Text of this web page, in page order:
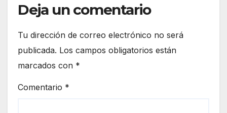
Deja un comentario
Tu dirección de correo electrónico no será
publicada. Los campos obligatorios están
marcados con *
Comentario *